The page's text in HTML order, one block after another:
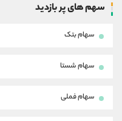
سهم های پر بازدید
سهام بتک
سهام شستا
سهام فملی